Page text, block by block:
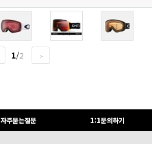
1/2 >
자주묻는질문 1:1문의하기